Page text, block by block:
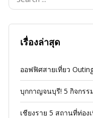
เรื่องล่าสุด
ออฟฟิศสายเที่ยว
บุกกาญจนบุรี! 5 กิจกร
เชียงราย 5 สถานที่ท่อ